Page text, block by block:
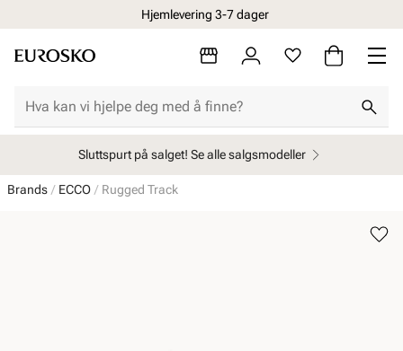
Hjemlevering 3-7 dager
Sluttspurt på salget! Se alle salgsmodeller
Brands ECCO Rugged Track